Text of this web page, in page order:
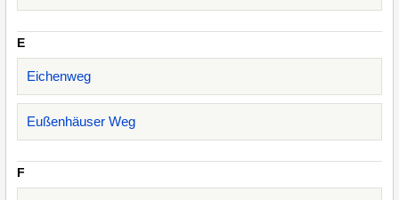
E
Eichenweg
Eußenhäuser Weg
F